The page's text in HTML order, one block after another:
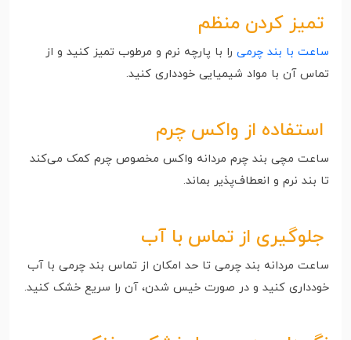
تمیز کردن منظم
ساعت با بند چرمی را با پارچه نرم و مرطوب تمیز کنید و از
تماس آن با مواد شیمیایی خودداری کنید.
استفاده از واکس چرم
ساعت مچی بند چرم مردانه واکس مخصوص چرم کمک می‌کند
تا بند نرم و انعطاف‌پذیر بماند.
جلوگیری از تماس با آب
ساعت مردانه بند چرمی تا حد امکان از تماس بند چرمی با آب
خودداری کنید و در صورت خیس شدن، آن را سریع خشک کنید.